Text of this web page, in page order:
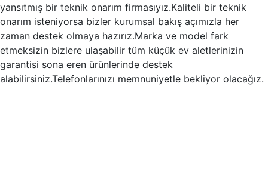
yansıtmış bir teknik onarım firmasıyız.Kaliteli bir teknik
onarım isteniyorsa bizler kurumsal bakış açımızla her
zaman destek olmaya hazırız.Marka ve model fark
etmeksizin bizlere ulaşabilir tüm küçük ev aletlerinizin
garantisi sona eren ürünlerinde destek
alabilirsiniz.Telefonlarınızı memnuniyetle bekliyor olacağız.